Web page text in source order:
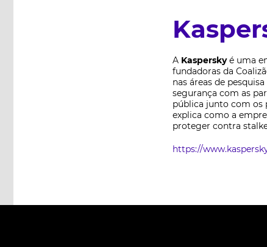
A Kasperskyé uma
fundadoras da
nas áreas de
segurança com as
pública junto com os
explica como a
proteger contra
https://